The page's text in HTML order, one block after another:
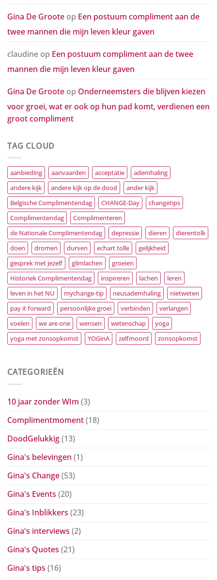
Gina De Groote op Een postuum compliment aan de
twee mannen die mijn leven kleur gaven
claudine op Een postuum compliment aan de twee
mannen die mijn leven kleur gaven
Gina De Groote op Onderneemsters die blijven kiezen
voor groei, wat er ook op hun pad komt, verdienen een
groot compliment
TAG CLOUD
aanbieding aanvaarden acceptatie
ademhaling
andere kijk
andere kijk op de dood
ander kijk
Belgische Complimentendag
CHANGE-Day
changetips
Complimentendag
Complimenteren
de Nationale Complimentendag
depressie dieren
dierentolk
doen
dromen durven echart tolle
gelijkheid
gesprek met jezelf
glimlachen
groeien
Historiek Complimentendag
inspireren lachen
leren
leven in het NU
mychange-tip neusademhaling
nietweten
pay it forward
persoonlijke groei verbinden
verlangen
voelen
we are one wensen wetenschap
yoga
yoga met zonsopkomst
YOGinA zelfmoord zonsopkomst
CATEGORIEËN
10 jaar zonder WIm (3)
Complimentmoment(18)
DoodGelukkig(13)
Gina's belevingen (1)
Gina's Change(53)
Gina's Events (20)
Gina's Inblikkers (23)
Gina's interviews (2)
Gina's Quotes (21)
Gina's tips (16)